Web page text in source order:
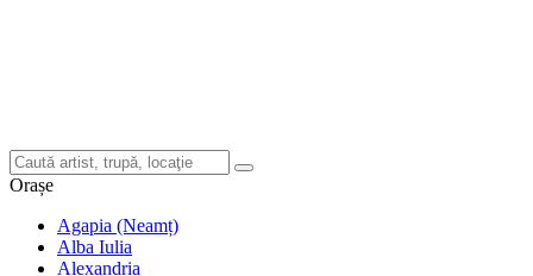
Orașe
Agapia (Neamț)
Alba Iulia
Alexandria